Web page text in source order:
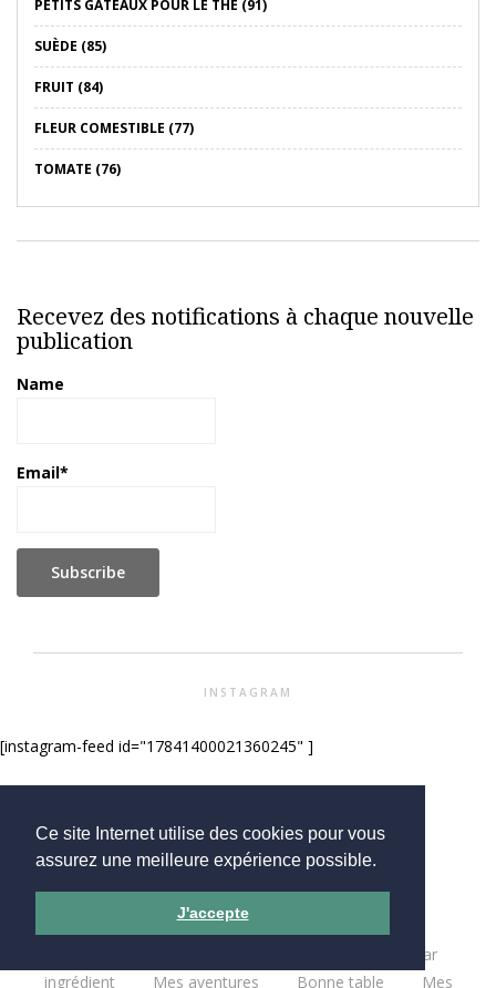
Ce site Internet utilise des cookies pour vous
assurez une meilleure expérience possible.
J'accepte
PETITS GÂTEAUX POUR LE THÉ (91)
SUÈDE (85)
FRUIT (84)
FLEUR COMESTIBLE (77)
TOMATE (76)
Recevez des notifications à chaque nouvelle
publication
Name
Email*
INSTAGRAM
[instagram-feed id="17841400021360245" ]
Mentions légales
Les cookies du site
Par ingrédient
Par
ingrédient
Mes aventures Bonne table Mes